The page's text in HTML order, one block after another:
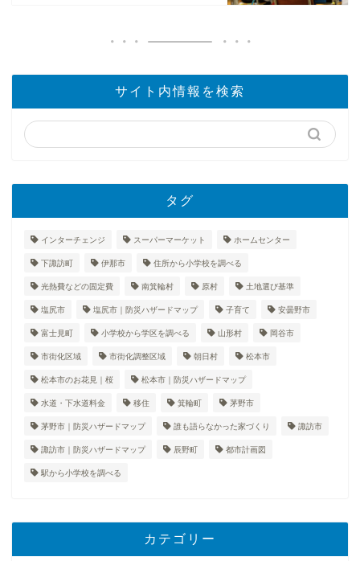
サイト内情報を検索
タグ
インターチェンジ スーパーマーケット ホームセンター
下諏訪町 伊那市 住所から小学校を調べる
光熱費などの固定費 南箕輪村 原村 土地選び基準
塩尻市 塩尻市｜防災ハザードマップ 子育て 安曇野市
富士見町 小学校から学区を調べる 山形村 岡谷市
市街化区域 市街化調整区域 朝日村 松本市
松本市のお花見｜桜 松本市｜防災ハザードマップ
水道・下水道料金 移住 箕輪町 茅野市
茅野市｜防災ハザードマップ 誰も語らなかった家づくり 諏訪市
諏訪市｜防災ハザードマップ 辰野町 都市計画図
駅から小学校を調べる
カテゴリー